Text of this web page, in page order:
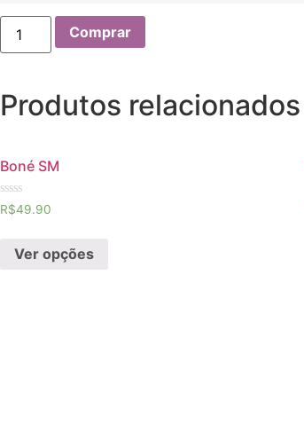
Strap
SM
quantidade
Comprar
Produtos relacionados
Boné SM
Avaliação
0
R$49.90
Ver opções